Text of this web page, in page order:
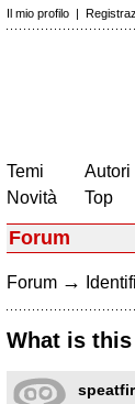
Il mio profilo |
Temi
Novità
Autori
Top
Forum
Forum →
What is